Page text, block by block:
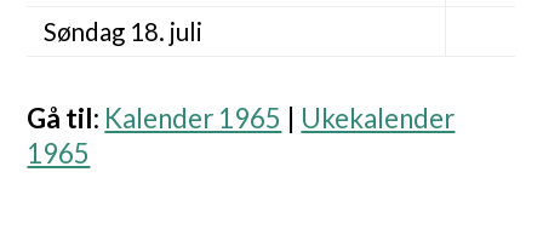
Søndag 18. juli
Gå til: Kalender 1965
Ukekalender
1965